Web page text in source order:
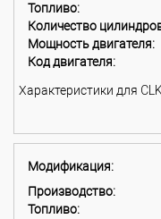
Топливо:
Количество
Мощность двигателя:
Код двигателя:
Характеристики для
Модификация:
Производство:
Топливо: